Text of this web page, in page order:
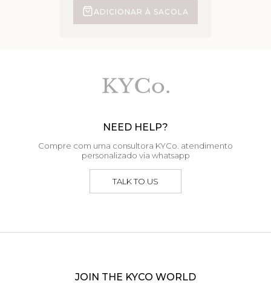
ADICIONAR À SACOLA
NEED HELP?
Compre com uma consultora KYCo. atendimento
personalizado via whatsapp
TALK TO US
JOIN THE KYCO WORLD